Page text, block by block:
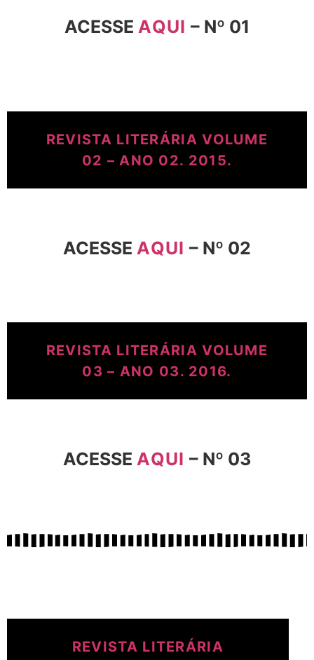
ACESSEAQUI – Nº 01
REVISTA LITERÁRIA VOLUME
02 – ANO 02. 2015.
ACESSEAQUI – Nº 02
REVISTA LITERÁRIA VOLUME
03 – ANO 03. 2016.
ACESSEAQUI – Nº 03
REVISTA LITERÁRIA